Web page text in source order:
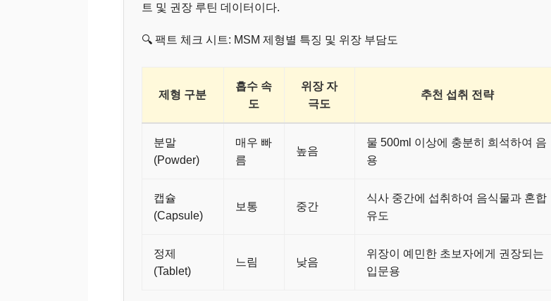
트 및 권장 루틴 데이터이다.
🔍 팩트 체크 시트: MSM 제형별 특징 및 위장 부담도
제형 구분
흡수 속
도
위장 자
극도
추천 섭취 전략
분말
(Powder)
매우 빠
름
높음
물 500ml 이상에 충분히 희석하여 음
용
캡슐
(Capsule)
보통 중간
식사 중간에 섭취하여 음식물과 혼합
유도
정제
(Tablet)
느림 낮음
위장이 예민한 초보자에게 권장되는
입문용